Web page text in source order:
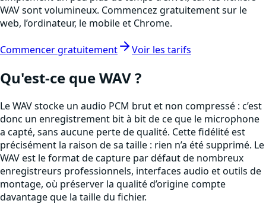
WAV sont volumineux. Commencez gratuitement sur le
web, l’ordinateur, le mobile et Chrome.
Commencer gratuitement Voir les tarifs
Qu'est-ce queWAV?
Le WAV stocke un audio PCM brut et non compressé : c’est
donc un enregistrement bit à bit de ce que le microphone
a capté, sans aucune perte de qualité. Cette fidélité est
précisément la raison de sa taille : rien n’a été supprimé. Le
WAV est le format de capture par défaut de nombreux
enregistreurs professionnels, interfaces audio et outils de
montage, où préserver la qualité d’origine compte
davantage que la taille du fichier.